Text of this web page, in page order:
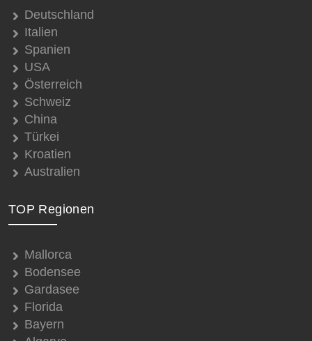
Deutschland
Italien
Spanien
USA
Österreich
Schweiz
China
Türkei
Kroatien
Australien
TOP Regionen
Mallorca
Bodensee
Gardasee
Florida
Bayern